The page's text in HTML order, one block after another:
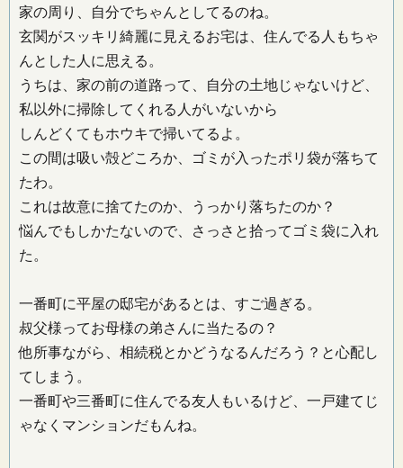
家の周り、自分でちゃんとしてるのね。
玄関がスッキリ綺麗に見えるお宅は、住んでる人もちゃ
んとした人に思える。
うちは、家の前の道路って、自分の土地じゃないけど、
私以外に掃除してくれる人がいないから
しんどくてもホウキで掃いてるよ。
この間は吸い殻どころか、ゴミが入ったポリ袋が落ちて
たわ。
これは故意に捨てたのか、うっかり落ちたのか？
悩んでもしかたないので、さっさと拾ってゴミ袋に入れ
た。
一番町に平屋の邸宅があるとは、すご過ぎる。
叔父様ってお母様の弟さんに当たるの？
他所事ながら、相続税とかどうなるんだろう？と心配し
てしまう。
一番町や三番町に住んでる友人もいるけど、一戸建てじ
ゃなくマンションだもんね。